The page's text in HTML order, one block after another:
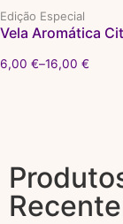
Edição Especial
Vela Aromática
6,00 €–16,00 €